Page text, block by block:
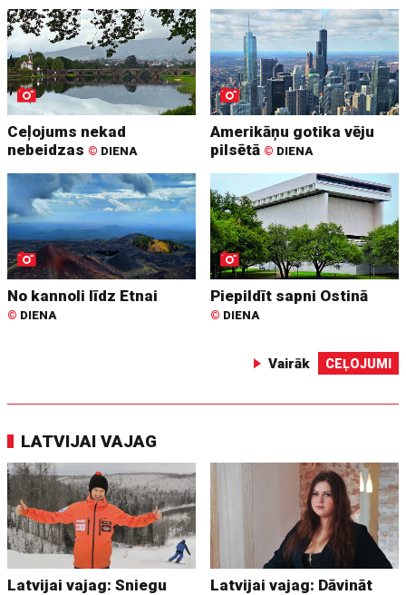
Ceļojums nekad
nebeidzas © DIENA
Amerikāņu gotika vēju
pilsētā © DIENA
No kannoli līdz Etnai
© DIENA
Piepildīt sapni Ostinā
© DIENA
Vairāk CEĻOJUMI
LATVIJAI VAJAG
Latvijai vajag: Sniegu
Latvijai vajag: Dāvināt